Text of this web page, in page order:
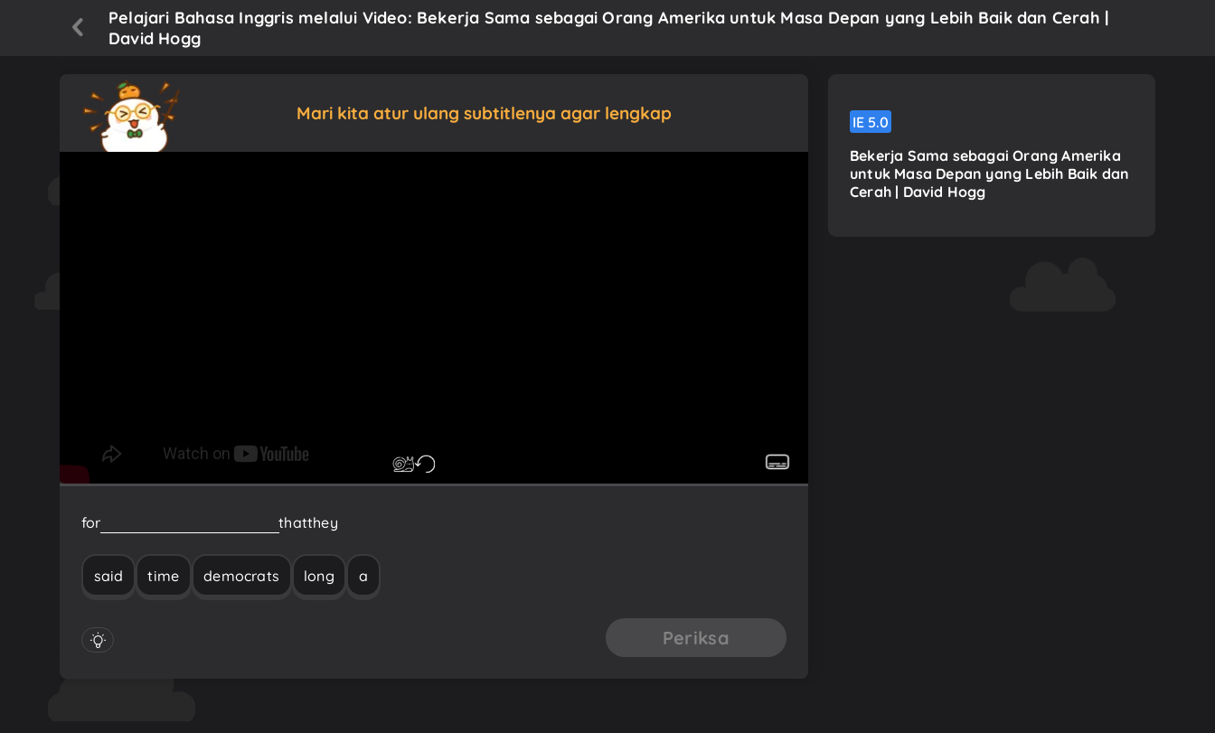
Pelajari Bahasa Inggris melalui Video: Bekerja Sama sebagai Orang Amerika untuk Masa Depan yang Lebih Baik dan Cerah |
David Hogg
Mari kita atur ulang subtitlenya agar lengkap
for saidthatthey
said time democrats long a
Periksa
IE 5.0
Bekerja Sama sebagai Orang Amerika
untuk Masa Depan yang Lebih Baik dan
Cerah | David Hogg